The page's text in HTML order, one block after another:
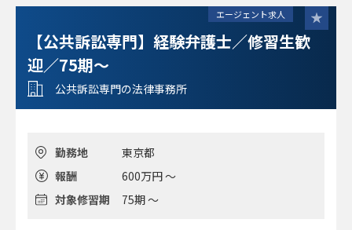
＜歓迎＞
●英語力
＊英語が必要となる案件が多いですが、最初は英語を要しな
い業務を中心に関与していただくことも可能。
●業務の性質上細かいことを正確に責任感を持って処理する
エージェント求人
【公共訴訟専門】経験弁護士／修習生歓
迎／75期～
公共訴訟専門の法律事務所
勤務地
東京都
報酬
600万円 ～
対象修習期
75期 ～